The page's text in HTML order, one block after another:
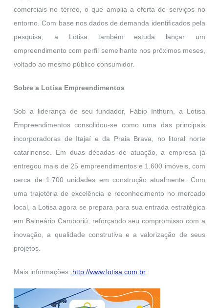
comerciais no térreo, o que amplia a oferta de serviços no
entorno. Com base nos dados de demanda identificados pela
pesquisa, a Lotisa também estuda lançar um
empreendimento com perfil semelhante nos próximos meses,
voltado ao mesmo público consumidor.
Sobre a Lotisa Empreendimentos
Sob a liderança de seu fundador, Fábio Inthurn, a Lotisa
Empreendimentos consolidou-se como uma das principais
incorporadoras de Itajaí e da Praia Brava, no litoral norte
catarinense. Em duas décadas de atuação, a empresa já
entregou mais de 25 empreendimentos e 1.600 imóveis, com
cerca de 1.700 unidades em construção atualmente. Com
uma trajetória de excelência e reconhecimento no mercado
local, a Lotisa agora se prepara para sua entrada estratégica
em Balneário Camboriú, reforçando seu compromisso com a
inovação, a qualidade construtiva e a valorização de seus
projetos.
Mais informações: http://www.lotisa.com.br